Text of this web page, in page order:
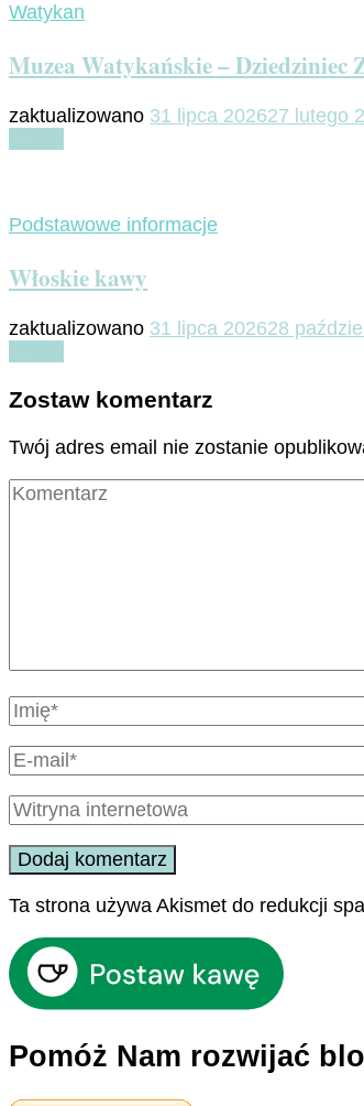
Watykan
Muzea Watykańskie – Dziedziniec
zaktualizowano 31 lipca 202627 lutego
Podstawowe informacje
Włoskie kawy
zaktualizowano 31 lipca 202628
Zostaw komentarz
Twój adres email nie zostanie
Ta strona używa Akismet do redukcji
Pomóż Nam rozwijać